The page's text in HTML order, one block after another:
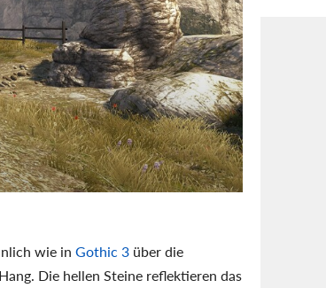
wie in Gothic 3 über die
Die hellen Steine reflektieren das